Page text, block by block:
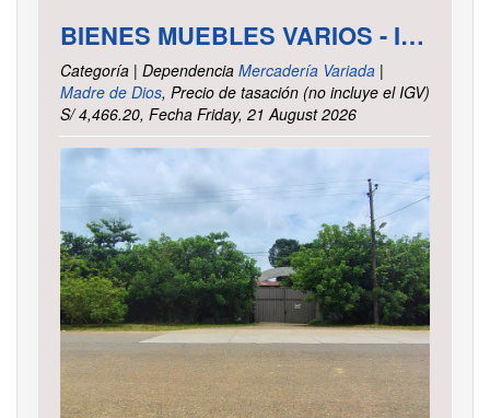
BIENES MUEBLES VARIOS - INTENDENCIA DE TRIBUTOS INTERNOS MADRE DE DIOS
Categoría | Dependencia Mercadería Variada |
Madre de Dios, Precio de tasación (no incluye el IGV)
S/ 4,466.20, Fecha Friday, 21 August 2026